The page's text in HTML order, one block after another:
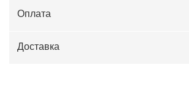
Оплата
Доставка